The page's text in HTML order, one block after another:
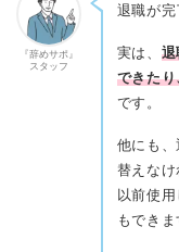
『辞めサポ』
スタッフ
退職が
実は、 退
できた
です。
他にも
替えな
以前使
もできま